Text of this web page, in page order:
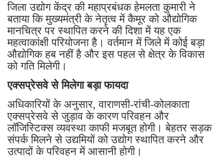
जिला उद्योग केंद्र की महाप्रबंधक हेमलता कुमारी ने
बताया कि मुख्यमंत्री के नेतृत्व में कैमूर को औद्योगिक
मानचित्र पर स्थापित करने की दिशा में यह एक
महत्वाकांक्षी परियोजना है। वर्तमान में जिले में कोई बड़ा
औद्योगिक हब नहीं है और इस पहल से क्षेत्र के विकास
को गति मिलेगी।
एक्सप्रेसवे से मिलेगा बड़ा फायदा
अधिकारियों के अनुसार, वाराणसी-रांची-कोलकाता
एक्सप्रेसवे से जुड़ाव के कारण परिवहन और
लॉजिस्टिक्स व्यवस्था काफी मजबूत होगी। बेहतर सड़क
संपर्क मिलने से उद्यमियों को उद्योग स्थापित करने और
उत्पादों के परिवहन में आसानी होगी।